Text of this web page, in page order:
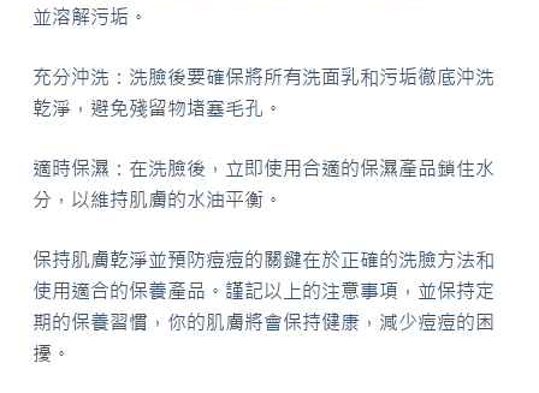
並溶解污垢。
充分沖洗：洗臉後要確保將所有洗面乳和污垢徹底沖洗
乾淨，避免殘留物堵塞毛孔。
適時保濕：在洗臉後，立即使用合適的保濕產品鎖住水
分，以維持肌膚的水油平衡。
保持肌膚乾淨並預防痘痘的關鍵在於正確的洗臉方法和
使用適合的保養產品。謹記以上的注意事項，並保持定
期的保養習慣，你的肌膚將會保持健康，減少痘痘的困
擾。